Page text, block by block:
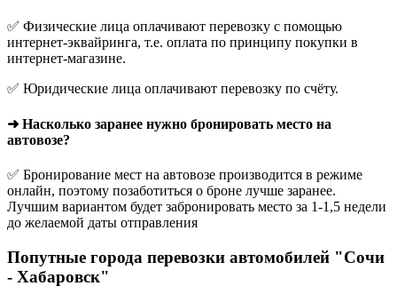
✅ Физические лица оплачивают перевозку с помощью
интернет-эквайринга, т.е. оплата по принципу покупки в
интернет-магазине.
✅ Юридические лица оплачивают перевозку по счёту.
➜ Насколько заранее нужно бронировать место на
автовозе?
✅ Бронирование мест на автовозе производится в режиме
онлайн, поэтому позаботиться о броне лучше заранее.
Лучшим вариантом будет забронировать место за 1-1,5 недели
до желаемой даты отправления
Попутные города перевозки автомобилей "Сочи
- Хабаровск"